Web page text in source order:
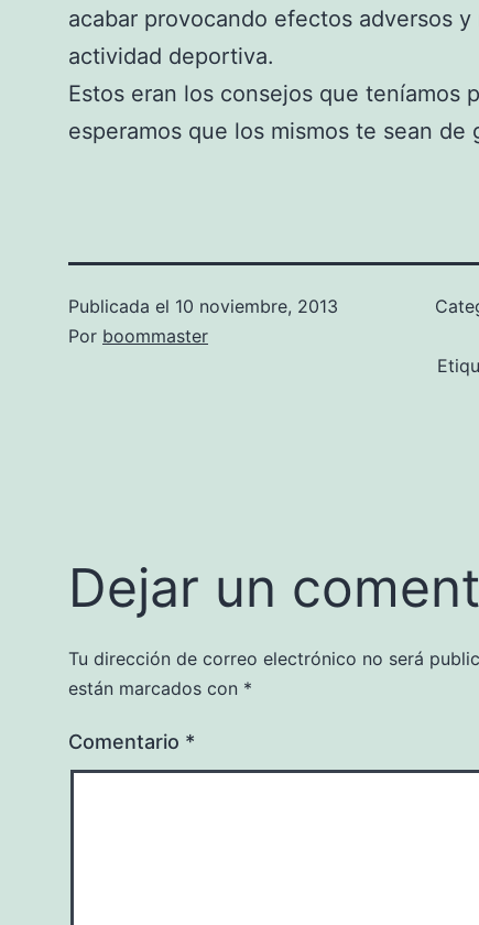
acabar provocando efectos adversos y
actividad deportiva.
Estos eran los consejos que teníamos
esperamos que los mismos te sean de
Publicada el 10 noviembre, 2013
Por boommaster
Dejar un
Tu dirección de correo electrónico no será
están marcados con *
Comentario *